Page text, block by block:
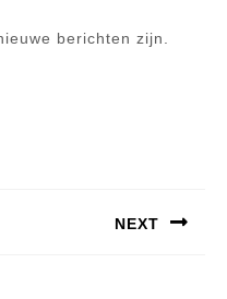
berichten zijn.
NEXT